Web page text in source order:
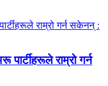
राम्रो गर्न